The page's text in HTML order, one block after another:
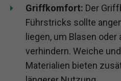
Griffkomfort: Der
Führstricks sollte
liegen, um Blasen
verhindern. Weiche
Materialien bieten